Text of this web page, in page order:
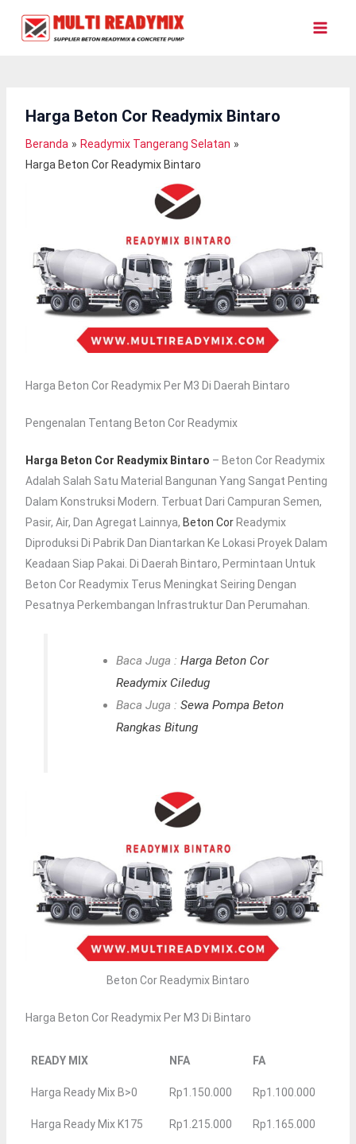
Harga Beton Cor Readymix Bintaro
Beranda
Readymix Tangerang Selatan
Harga Beton Cor Readymix Bintaro
Harga Beton Cor Readymix Per M3 Di Daerah Bintaro
Pengenalan Tentang Beton Cor Readymix
Harga Beton Cor Readymix Bintaro – Beton Cor Readymix
Adalah Salah Satu Material Bangunan Yang Sangat Penting
Dalam Konstruksi Modern. Terbuat Dari Campuran Semen,
Pasir, Air, Dan Agregat Lainnya, Beton CorReadymix
Diproduksi Di Pabrik Dan Diantarkan Ke Lokasi Proyek Dalam
Keadaan Siap Pakai. Di Daerah Bintaro, Permintaan Untuk
Beton Cor Readymix Terus Meningkat Seiring Dengan
Pesatnya Perkembangan Infrastruktur Dan Perumahan.
Baca Juga : Harga Beton Cor
Readymix Ciledug
Baca Juga : Sewa Pompa Beton
Rangkas Bitung
Beton Cor Readymix Bintaro
Harga Beton Cor Readymix Per M3 Di Bintaro
READY MIX NFA FA
Harga Ready Mix B>0 Rp1.150.000 Rp1.100.000
Harga Ready Mix K175 Rp1.215.000 Rp1.165.000